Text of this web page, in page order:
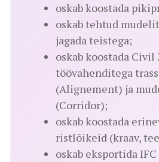
oskab koostada
oskab tehtud
jagada teistega;
oskab koostada Civil
töövahenditega
(Alignement) ja
(Corridor);
oskab koostada
ristlõikeid (kraav,
oskab eksportida